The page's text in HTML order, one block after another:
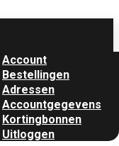
Account
Bestellingen
Adressen
Accountgegevens
Kortingbonnen
Uitloggen